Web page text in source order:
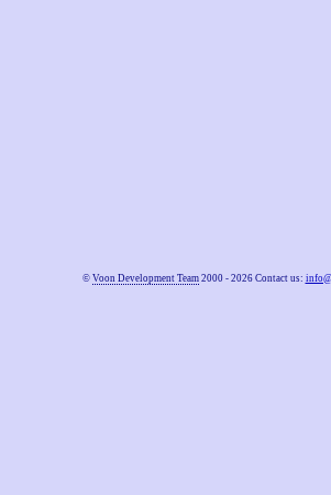
© Voon Development Team2000 - 2026 Contact us: